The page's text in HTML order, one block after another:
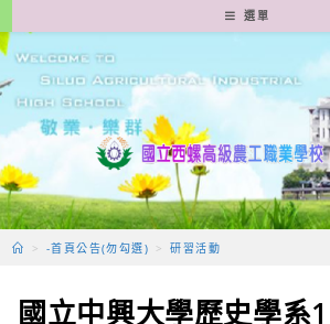
轉
至
要
容
選單
> -首頁公告(勿勾選) > 研習活動
國立中興大學歷史學系